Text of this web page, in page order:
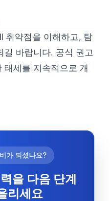
취약점을 이해하고, 탐
길 바랍니다. 공식 권고
태세를 지속적으로 개
가 되셨나요?
을 다음 단계
리세요